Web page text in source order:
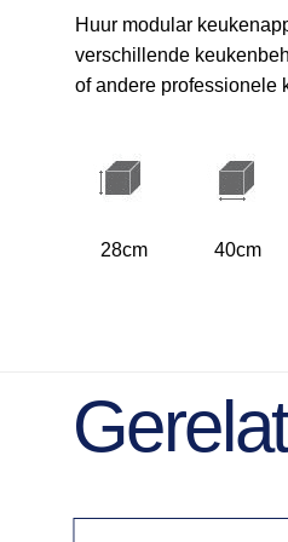
Huur modular
verschillende
of andere professionele
28cm 40cm